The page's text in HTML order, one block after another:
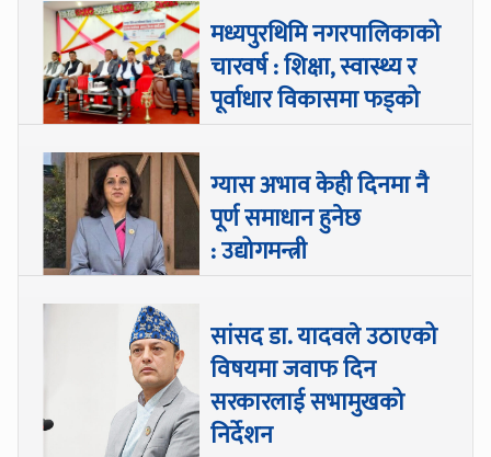
मध्यपुरथिमि नगरपालिकाको
चारवर्ष : शिक्षा, स्वास्थ्य र
पूर्वाधार विकासमा फड्को
ग्यास अभाव केही दिनमा नै
पूर्ण समाधान हुनेछ
: उद्योगमन्त्री
सांसद डा‍‍. यादवले उठाएको
विषयमा जवाफ दिन
सरकारलाई सभामुखको
निर्देशन